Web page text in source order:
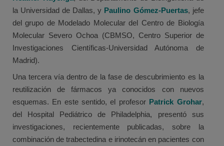
la Universidad de Dallas, y Paulino Gómez-Puertas, jefe
del grupo de Modelado Molecular del Centro de Biología
Molecular Severo Ochoa (CBMSO, Centro Superior de
Investigaciones Científicas-Universidad Autónoma de
Madrid).
Una tercera vía dentro de la fase de descubrimiento es la
reutilización de fármacos ya conocidos con nuevos
esquemas. En este sentido, el profesor Patrick Grohar,
del Hospital Pediátrico de Philadelphia, presentó sus
investigaciones, recientemente publicadas, sobre la
combinación de trabectedina e irinotecán en pacientes con